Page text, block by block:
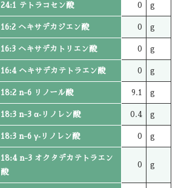
24:1 テトラコセン酸 0 g
16:2 ヘキサデカジエン酸 0 g
16:3 ヘキサデカトリエン酸 0 g
16:4 ヘキサデカテトラエン酸 0 g
18:2 n-6 リノール酸 9.1 g
18:3 n-3 α‐リノレン酸 0.4 g
18:3 n-6 γ‐リノレン酸 0 g
18:4 n-3 オクタデカテトラエン
酸
0 g